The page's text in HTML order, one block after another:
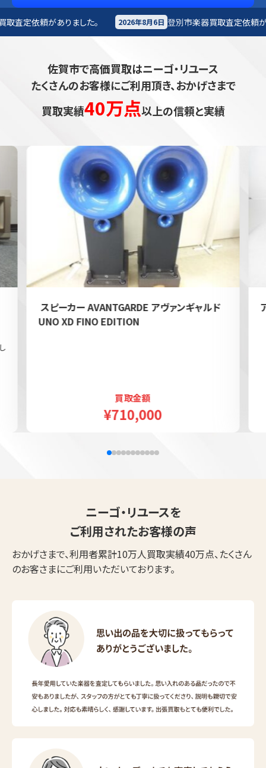
。 2026年8月6日 登別市 楽器買取査定依頼がありました。 2026
佐賀市で高価買取はニーゴ・リユース
たくさんのお客様にご利用頂き、おかげさまで
買取実績40万点以上の信頼と実績
スピーカー AVANTGARDE アヴァンギャルド
UNO XD FINO EDITION
買取金額
¥710,000
ニーゴ・リユースを
ご利用されたお客様の声
おかげさまで、利用者累計10万人買取実績40万点、たくさん
のお客さまにご利用いただいております。